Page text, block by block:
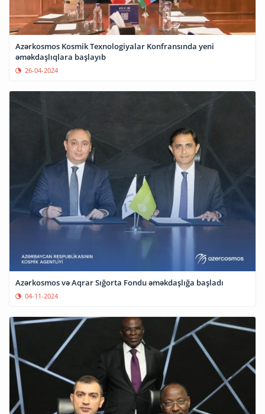
Azərkosmos Kosmik Texnologiyalar Konfransında yeni
əməkdaşlıqlara başlayıb
26-04-2024
Azərkosmos və Aqrar Sığorta Fondu əməkdaşlığa başladı
04-11-2024